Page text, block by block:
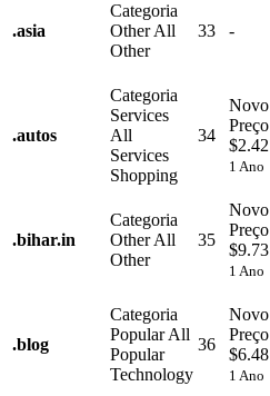
.asia
Categoria
OtherAll
Other
33 -
.autos
Categoria
Services
All
Services
Shopping
34
Novo
Preço
$2.42
1 Ano
.bihar.in
Categoria
OtherAll
Other
35
Novo
Preço
$9.73
1 Ano
.blog
Categoria
PopularAll
Popular
Technology
36
Novo
Preço
$6.48
1 Ano